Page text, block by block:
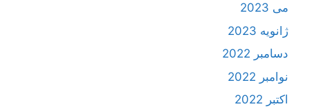
می 2023
ژانویه 2023
دسامبر 2022
نوامبر 2022
اکتبر 2022